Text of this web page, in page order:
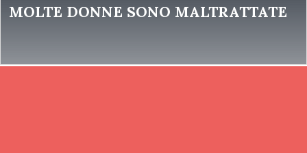
MOLTE DONNE SONO MALTRATTATE